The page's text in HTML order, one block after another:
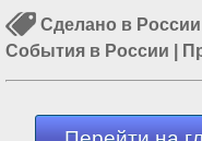
Сделано в России
События в России
Суперджет 100|